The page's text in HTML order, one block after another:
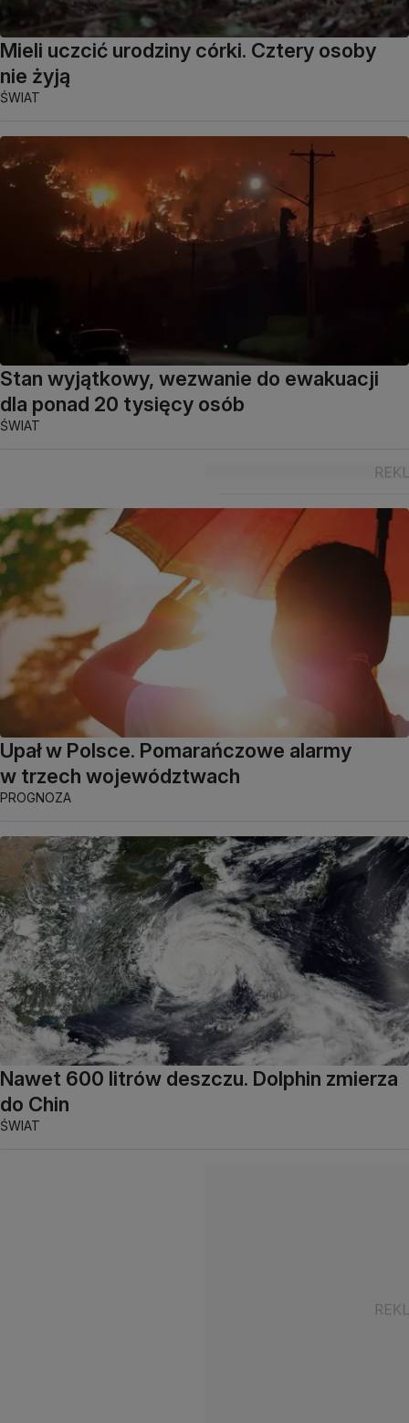
Mieli uczcić urodziny córki. Cztery osoby
nie żyją
ŚWIAT
Stan wyjątkowy, wezwanie do ewakuacji
dla ponad 20 tysięcy osób
ŚWIAT
Upał w Polsce. Pomarańczowe alarmy
w trzech województwach
PROGNOZA
Nawet 600 litrów deszczu. Dolphin zmierza
do Chin
ŚWIAT